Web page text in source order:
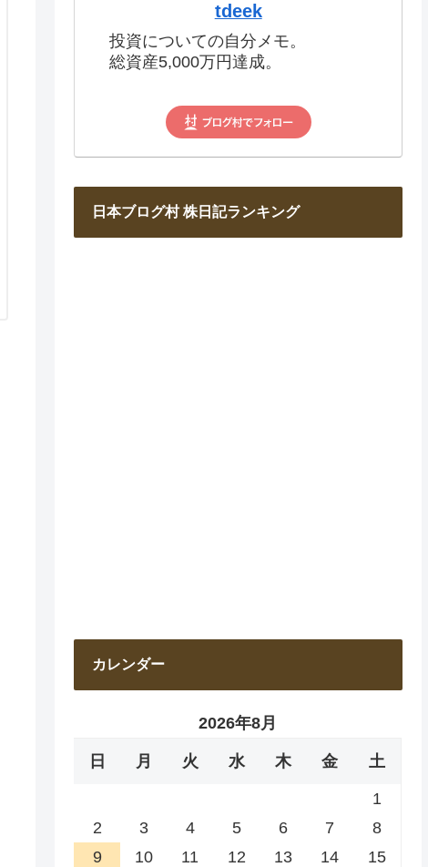
tdeek
投資についての自分メモ。
総資産5,000万円達成。
日本ブログ村 株日記ランキング
カレンダー
2026年8月
日 月 火 水 木 金 土
1
2
3 4 5 6 7
8
9
10 11 12 13 14
15